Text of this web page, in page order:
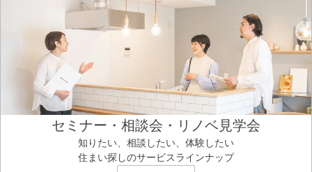
セミナー・相談会・リノベ見学会
知りたい、相談したい、体験したい
住まい探しのサービスラインナップ